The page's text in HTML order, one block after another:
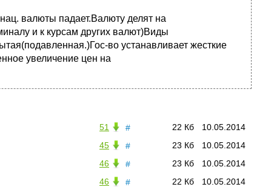
валюты падает.Валюту делят на
и к курсам других валют)Виды
во устанавливает жесткие
увеличение цен на
# 10.05.2014
22 Кб
51
#
10.05.2014
23 Кб
45
#
10.05.2014
23 Кб
46
#
10.05.2014
22 Кб
46